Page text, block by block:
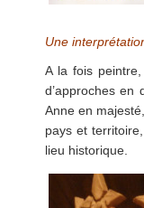
Une
A la fois
d’approches
Anne en
pays et
lieu historique.